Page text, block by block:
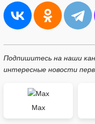
Подпишитесь на наши
интересные новости
Max